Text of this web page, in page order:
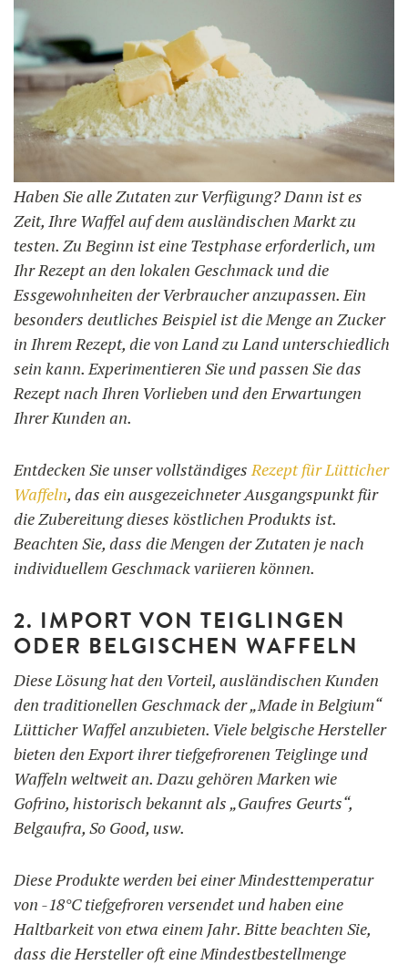
Haben Sie alle Zutaten zur Verfügung? Dann ist es
Zeit, Ihre Waffel auf dem ausländischen Markt zu
testen. Zu Beginn ist eine Testphase erforderlich, um
Ihr Rezept an den lokalen Geschmack und die
Essgewohnheiten der Verbraucher anzupassen. Ein
besonders deutliches Beispiel ist die Menge an Zucker
in Ihrem Rezept, die von Land zu Land unterschiedlich
sein kann. Experimentieren Sie und passen Sie das
Rezept nach Ihren Vorlieben und den Erwartungen
Ihrer Kunden an.
Entdecken Sie unser vollständiges Rezept für Lütticher
Waffeln, das ein ausgezeichneter Ausgangspunkt für
die Zubereitung dieses köstlichen Produkts ist.
Beachten Sie, dass die Mengen der Zutaten je nach
individuellem Geschmack variieren können.
2. IMPORT VON TEIGLINGEN
ODER BELGISCHEN WAFFELN
Diese Lösung hat den Vorteil, ausländischen Kunden
den traditionellen Geschmack der „Made in Belgium“
Lütticher Waffel anzubieten. Viele belgische Hersteller
bieten den Export ihrer tiefgefrorenen Teiglinge und
Waffeln weltweit an. Dazu gehören Marken wie
Gofrino, historisch bekannt als „Gaufres Geurts“,
Belgaufra, So Good, usw.
Diese Produkte werden bei einer Mindesttemperatur
von -18°C tiefgefroren versendet und haben eine
Haltbarkeit von etwa einem Jahr. Bitte beachten Sie,
dass die Hersteller oft eine Mindestbestellmenge